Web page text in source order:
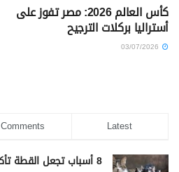
كأس العالم 2026: مصر تفوز على
أستراليا بركلات الترجيح
Comments Latest
8 أسباب تجعل القطة تأكل صغارها